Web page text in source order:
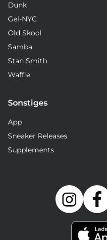
Dunk
Gel-NYC
Old Skool
Samba
Stan Smith
Waffle
Sonstiges
App
Sneaker Releases
Supplements